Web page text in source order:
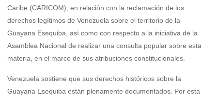
Caribe (CARICOM), en relación con la reclamación de los
derechos legítimos de Venezuela sobre el territorio de la
Guayana Esequiba, así como con respecto a la iniciativa de la
Asamblea Nacional de realizar una consulta popular sobre esta
materia, en el marco de sus atribuciones constitucionales.
Venezuela sostiene que sus derechos históricos sobre la
Guayana Esequiba están plenamente documentados. Por esta